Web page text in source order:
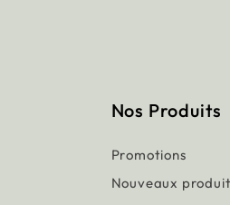
Nos Produits
Promotions
Nouveaux